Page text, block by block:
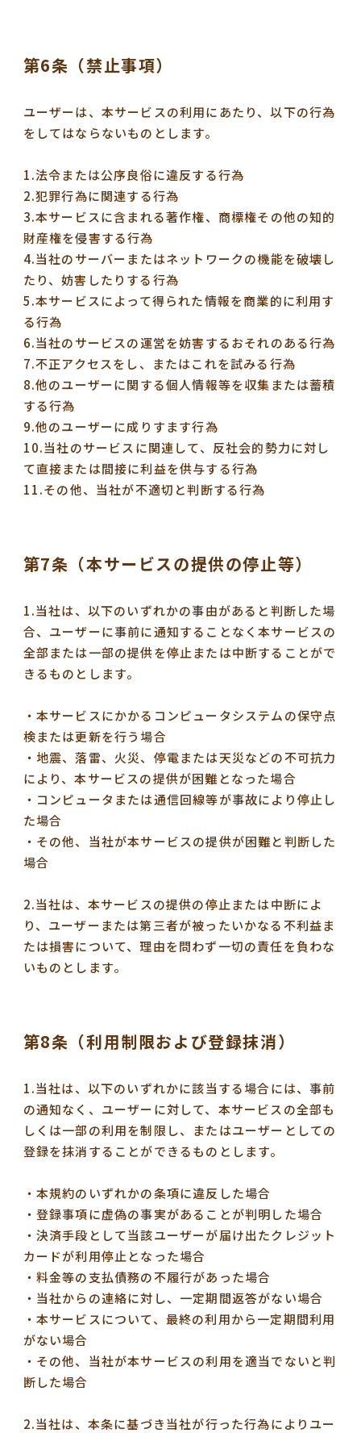
第6条（禁止事項）
ユーザーは、本サービスの利用にあたり、以下の行為
をしてはならないものとします。
1.法令または公序良俗に違反する行為
2.犯罪行為に関連する行為
3.本サービスに含まれる著作権、商標権その他の知的
財産権を侵害する行為
4.当社のサーバーまたはネットワークの機能を破壊し
たり、妨害したりする行為
5.本サービスによって得られた情報を商業的に利用す
る行為
6.当社のサービスの運営を妨害するおそれのある行為
7.不正アクセスをし、またはこれを試みる行為
8.他のユーザーに関する個人情報等を収集または蓄積
する行為
9.他のユーザーに成りすます行為
10.当社のサービスに関連して、反社会的勢力に対し
て直接または間接に利益を供与する行為
11.その他、当社が不適切と判断する行為
第7条（本サービスの提供の停止等）
1.当社は、以下のいずれかの事由があると判断した場
合、ユーザーに事前に通知することなく本サービスの
全部または一部の提供を停止または中断することがで
きるものとします。
・本サービスにかかるコンピュータシステムの保守点
検または更新を行う場合
・地震、落雷、火災、停電または天災などの不可抗力
により、本サービスの提供が困難となった場合
・コンピュータまたは通信回線等が事故により停止し
た場合
・その他、当社が本サービスの提供が困難と判断した
場合
2.当社は、本サービスの提供の停止または中断によ
り、ユーザーまたは第三者が被ったいかなる不利益ま
たは損害について、理由を問わず一切の責任を負わな
いものとします。
第8条（利用制限および登録抹消）
1.当社は、以下のいずれかに該当する場合には、事前
の通知なく、ユーザーに対して、本サービスの全部も
しくは一部の利用を制限し、またはユーザーとしての
登録を抹消することができるものとします。
・本規約のいずれかの条項に違反した場合
・登録事項に虚偽の事実があることが判明した場合
・決済手段として当該ユーザーが届け出たクレジット
カードが利用停止となった場合
・料金等の支払債務の不履行があった場合
・当社からの連絡に対し、一定期間返答がない場合
・本サービスについて、最終の利用から一定期間利用
がない場合
・その他、当社が本サービスの利用を適当でないと判
断した場合
2.当社は、本条に基づき当社が行った行為によりユー